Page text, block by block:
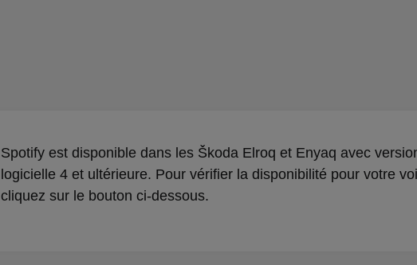
Spotify est disponible dans les Škoda Elroq et Enyaq avec
logicielle 4 et ultérieure. Pour vérifier la disponibilité pour votre
cliquez sur le bouton ci-dessous.